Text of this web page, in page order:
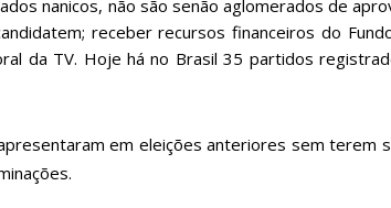
nanicos, não são senão aglomerados de
receber recursos financeiros do
da TV. Hoje há no Brasil 35 partidos
em eleições anteriores sem terem